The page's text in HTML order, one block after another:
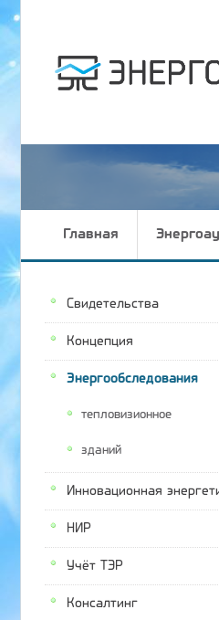
Главная
Свидетельства
Концепция
Энергообследования
тепловизионное
зданий
Инновационная
НИР
Учёт ТЭР
Консалтинг